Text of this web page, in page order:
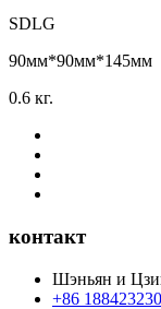
SDLG
90мм*90мм*145мм
0.6 кг.
контакт
Шэньян и
+86